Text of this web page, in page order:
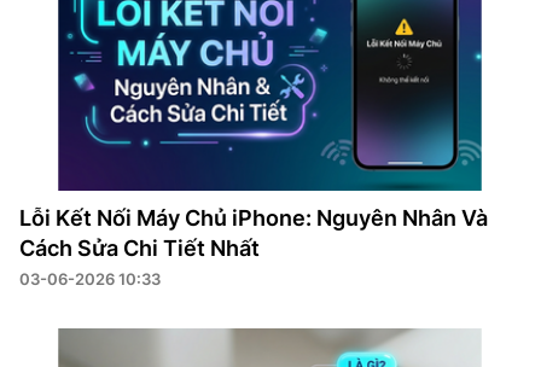
Lỗi Kết Nối Máy Chủ iPhone: Nguyên Nhân Và
Cách Sửa Chi Tiết Nhất
03-06-2026 10:33